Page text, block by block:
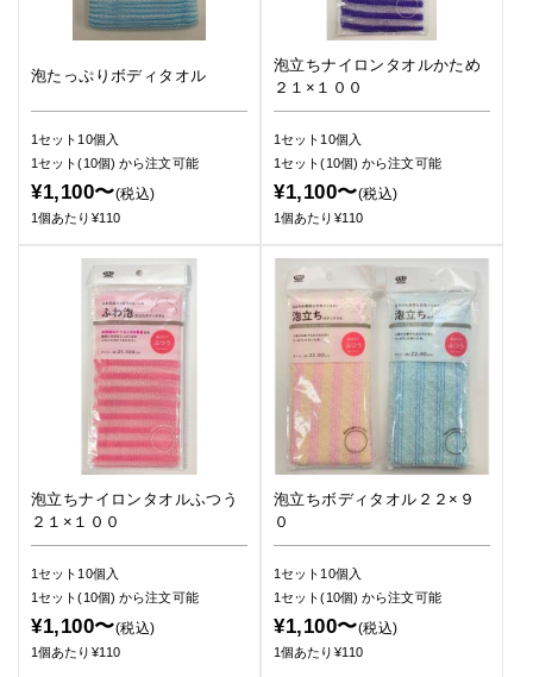
泡たっぷりボディタオル
1セット10個入
1セット(10個)から注文可能
¥1,100〜(税込)
1個あたり¥110
泡立ちナイロンタオルかため
２１×１００
1セット10個入
1セット(10個)から注文可能
¥1,100〜(税込)
1個あたり¥110
泡立ちナイロンタオルふつう
２１×１００
1セット10個入
1セット(10個)から注文可能
¥1,100〜(税込)
1個あたり¥110
泡立ちボディタオル２２×９
０
1セット10個入
1セット(10個)から注文可能
¥1,100〜(税込)
1個あたり¥110